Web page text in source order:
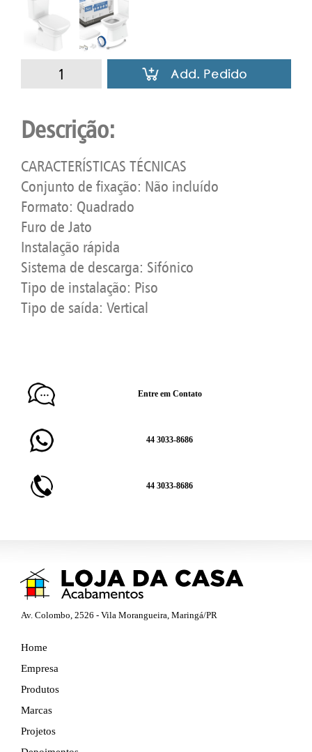
Descrição:
CARACTERÍSTICAS TÉCNICAS
Conjunto de fixação: Não incluído
Formato: Quadrado
Furo de Jato
Instalação rápida
Sistema de descarga: Sifónico
Tipo de instalação: Piso
Tipo de saída: Vertical
Entre em Contato
44 3033-8686
44 3033-8686
Av. Colombo, 2526 - Vila Morangueira, Maringá/PR
Home
Empresa
Produtos
Marcas
Projetos